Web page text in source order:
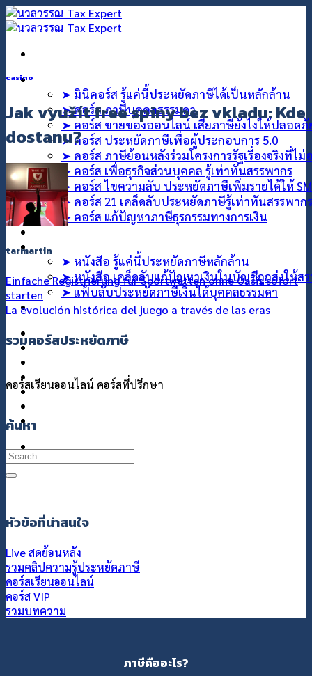
ข้าม
ไป
เนื้อหา
➤ มินิคอร์ส รู้แค่นี้ประหยัดภาษีได้เป็นหลักล้าน
➤ คอร์ส ภาษีบุคคลธรรมดา
➤ คอร์ส ขายของออนไลน์ เสียภาษียังไงให้ปลอดภั
➤ คอร์ส ประหยัดภาษีเพื่อผู้ประกอบการ 5.0
➤ คอร์ส ภาษีย้อนหลังร่วมโครงการรัฐเรื่องจริงที่ไม่
➤ คอร์ส เพื่อธุรกิจส่วนบุคคล รู้เท่าทันสรรพากร
➤ คอร์ส ไขความลับ ประหยัดภาษีเพิ่มรายได้ให้
➤ คอร์ส 21 เคล็ดลับประหยัดภาษีรู้เท่าทันสรรพากร
➤ คอร์ส แก้ปัญหาภาษีธุรกรรมทางการเงิน
สินค้า
➤ หนังสือ รู้แค่นี้ประหยัดภาษีหลักล้าน
➤ หนังสือ เคล็ดลับแก้ปัญหาเงินในบัญชีถูกส่งให้สร
➤ แฟ้บลับประหยัดภาษีเงินได้บุคคลธรรมดา
บทความ
แกลอรี่
เกี่ยวกับเรา
casino
Jak využít free spiny bez vkladu: Kde
dostanu?
tarmartin
Einfache Registrierung für Sportwetten ohne Oasis sofort
starten
La evolución histórica del juego a través de las eras
รวมคอร์สประหยัดภาษี
คอร์สเรียนออนไลน์ คอร์สที่ปรึกษา
ค้นหา
Search
หัวข้อที่น่าสนใจ
Live สดย้อนหลัง
รวมคลิปความรู้ประหยัดภาษี
คอร์สเรียนออนไลน์
คอร์ส VIP
รวมบทความ
ภาษีคืออะไร?